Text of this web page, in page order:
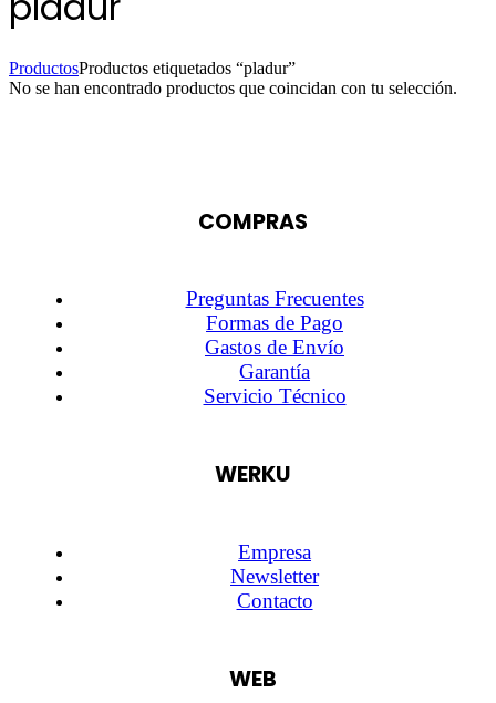
ProductosProductos etiquetados “pladur”
No se han encontrado productos que coincidan con tu selección.
COMPRAS
Preguntas Frecuentes
Formas de Pago
Gastos de Envío
Garantía
Servicio Técnico
WERKU
Empresa
Newsletter
Contacto
WEB